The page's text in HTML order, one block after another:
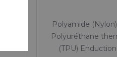
,
Polyamide
Polyuréthane
(TPU)